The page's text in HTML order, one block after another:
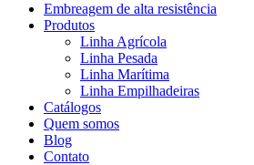
Embreagem de alta resistência
Produtos
Linha Agrícola
Linha Pesada
Linha Marítima
Linha Empilhadeiras
Catálogos
Quem somos
Blog
Contato